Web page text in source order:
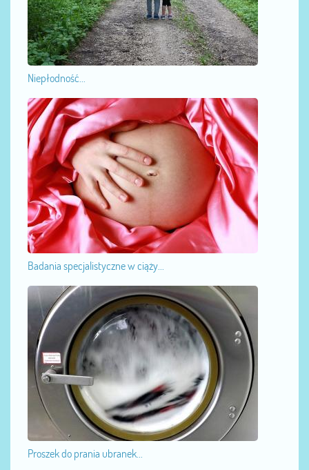
Niepłodność...
Badania specjalistyczne w ciąży...
Proszek do prania ubranek...